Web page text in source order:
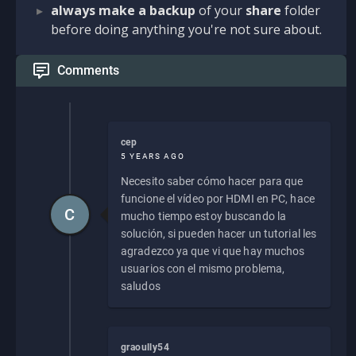
always make a backup of your share folder
before doing anything you're not sure about.
Comments
cep
5 YEARS AGO
Necesito saber cómo hacer para que
funcione el vídeo por HDMI en PC, hace
mucho tiempo estoy buscando la
solución, si pueden hacer un tutorial les
agradezco ya que vi que hay muchos
usuarios con el mismo problema,
saludos
C
graoully54